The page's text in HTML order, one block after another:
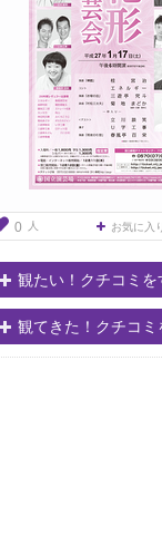
0 人 お気に入
観たい！クチコミを
観てきた！クチコミ